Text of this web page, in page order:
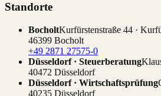
Standorte
BocholtKurfürstenstraße 44 ·
46399 Bocholt
+49 2871 27575-0
Düsseldorf · Steuerberatung
40472 Düsseldorf
Düsseldorf · Wirtschaftsprüfung
40235 Düsseldorf